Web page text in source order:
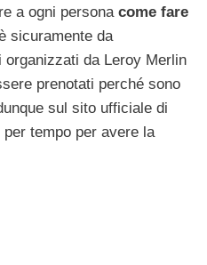
a ogni persona come fare
sicuramente da
da Leroy Merlin
prenotati perché sono
sul sito ufficiale di
tempo per avere la